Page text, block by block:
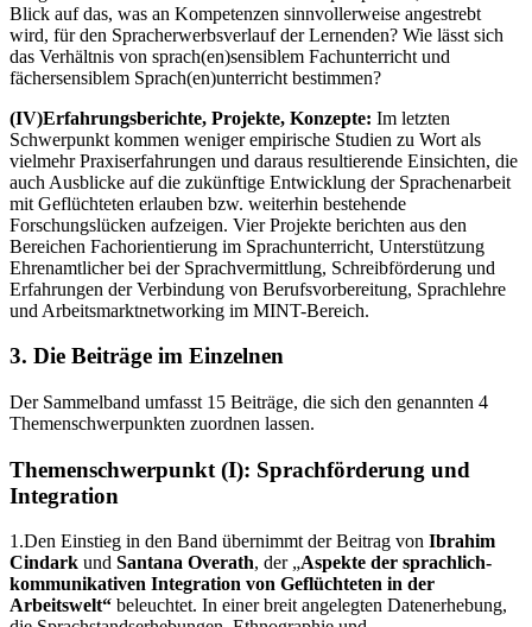
Blick auf das, was an Kompetenzen sinnvollerweise angestrebt
wird, für den Spracherwerbsverlauf der Lernenden? Wie lässt sich
das Verhältnis von sprach(en)sensiblem Fachunterricht und
fächersensiblem Sprach(en)unterricht bestimmen?
(IV)Erfahrungsberichte, Projekte, Konzepte: Im letzten
Schwerpunkt kommen weniger empirische Studien zu Wort als
vielmehr Praxiserfahrungen und daraus resultierende Einsichten, die
auch Ausblicke auf die zukünftige Entwicklung der Sprachenarbeit
mit Geflüchteten erlauben bzw. weiterhin bestehende
Forschungslücken aufzeigen. Vier Projekte berichten aus den
Bereichen Fachorientierung im Sprachunterricht, Unterstützung
Ehrenamtlicher bei der Sprachvermittlung, Schreibförderung und
Erfahrungen der Verbindung von Berufsvorbereitung, Sprachlehre
und Arbeitsmarktnetworking im MINT-Bereich.
3. Die Beiträge im Einzelnen
Der Sammelband umfasst 15 Beiträge, die sich den genannten 4
Themenschwerpunkten zuordnen lassen.
Themenschwerpunkt (I): Sprachförderung und
Integration
1.Den Einstieg in den Band übernimmt der Beitrag von Ibrahim
Cindark und Santana Overath, der „Aspekte der sprachlich-
kommunikativen Integration von Geflüchteten in der
Arbeitswelt“ beleuchtet. In einer breit angelegten Datenerhebung,